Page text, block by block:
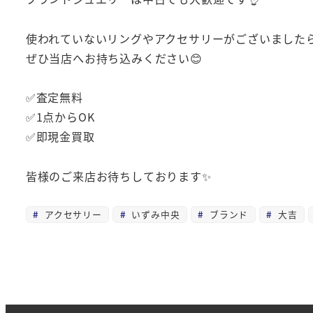
使われていないリングやアクセサリーがございました
ぜひ当店へお持ち込みください😊
✅査定無料
✅1点からOK
✅即現金買取
皆様のご来店お待ちしております✨
アクセサリー いずみ中央 ブランド 大吉